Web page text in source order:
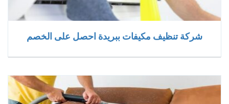
شركة تنظيف مكيفات ببريدة احصل على الخصم